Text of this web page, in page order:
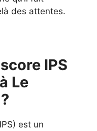
des attentes.
IPS
Le
est un